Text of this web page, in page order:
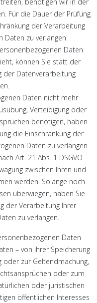
Für die Dauer der Prüfung
der Verarbeitung
Daten zu verlangen.
Daten
können Sie statt der
der Datenverarbeitung
Daten nicht mehr
Verteidigung oder
benötigen, haben
die Einschränkung der
Daten zu verlangen.
Art. 21 Abs. 1 DSGVO
zwischen Ihren und
werden. Solange noch
überwiegen, haben Sie
der Verarbeitung Ihrer
zu verlangen.
Daten
– von ihrer Speicherung
oder zur Geltendmachung,
oder zum
oder juristischen
öffentlichen Interesses